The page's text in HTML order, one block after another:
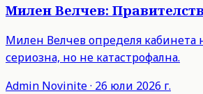
Милен Велчев:
Милен Велчев определя кабинета
сериозна, но не катастрофална.
Admin Novinite· 26 юли 2026 г.